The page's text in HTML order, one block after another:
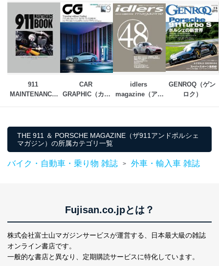
制定：2005年4月1日
株式会社富士山マガジンサービス
代表取締役会長 西野 伸一郎
個人情報の取扱いについて
１．個人情報保護管理者
護管理者の責任のもと、個人情報を取得・アクセス・利
用・提供・管理いたします。
代表取締役会長 西野 伸一郎
個人情報保護管理者: 経営管理グループディレクター 前
２．利用目的
個人情報の種類 利用目的
1
当社の定期購読サ
ービス等をご利用
ｅメール等による商品、サービ
のため
911
MAINTENANCE
CAR
GRAPHIC（カー
idlers
magazine（アイ
GENROQ（ゲン
ロク）
THE 911 ＆ PORSCHE MAGAZINE（ザ911アンドポルシェ
マガジン）の所属カテゴリ一覧
バイク・自動車・乗り物 雑誌 > 外車・輸入車 雑誌
Fujisan.co.jpとは？
株式会社富士山マガジンサービスが運営する、
日本最大級の雑誌
オンライン書店です。
一般的な書店と異なり、 定期購読サービスに特化しています。